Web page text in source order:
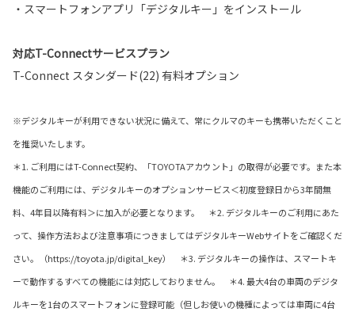
・スマートフォンアプリ「デジタルキー」をインストール
対応T-Connectサービスプラン
T-Connect スタンダード(22) 有料オプション
※デジタルキーが利用できない状況に備えて、常にクルマのキーも携帯いただくこと
を推奨いたします。
＊1. ご利用にはT-Connect契約、「TOYOTAアカウント」の取得が必要です。また本
機能のご利用には、デジタルキーのオプションサービス＜初度登録日から3年間無
料、4年目以降有料＞に加入が必要となります。 ＊2. デジタルキーのご利用にあた
って、操作方法および注意事項につきましてはデジタルキーWebサイトをご確認くだ
さい。（https://toyota.jp/digital_key） ＊3. デジタルキーの操作は、スマートキ
ーで動作するすべての機能には対応しておりません。 ＊4. 最大4台の車両のデジタ
ルキーを1台のスマートフォンに登録可能（但しお使いの機種によっては車両に4台